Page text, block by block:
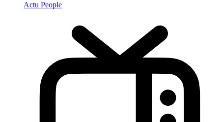
Actu People